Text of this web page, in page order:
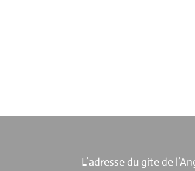
L’adresse du gite de